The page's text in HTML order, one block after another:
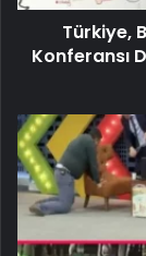
Türkiye,
Konferansı